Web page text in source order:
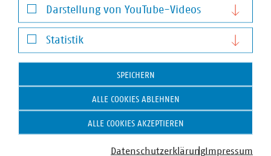
Darstellung von YouTube-Videos
Darstellung von YouTube-Videos
Statistik
Statistik
SPEICHERN
ALLE COOKIES ABLEHNEN
ALLE COOKIES AKZEPTIEREN
DatenschutzerklärungImpressum